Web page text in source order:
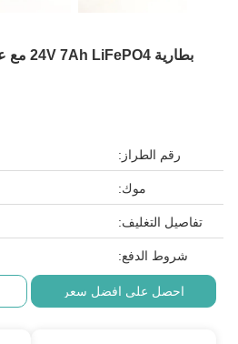
رقم الطراز:
موك:
تفاصيل التغليف:
شروط الدفع:
احصل على افضل سعر